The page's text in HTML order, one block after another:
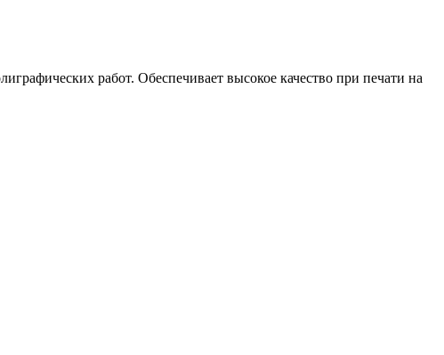
работ. Обеспечивает высокое качество при печати на